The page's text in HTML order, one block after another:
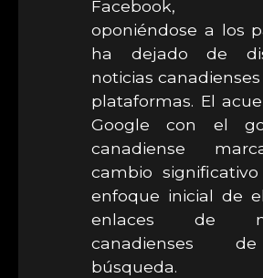
Facebook,
oponiéndose a los
ha dejado de
noticias
plataformas. El
Google con el
canadiense
cambio
enfoque inicial de
enlaces de
canadienses
búsqueda.